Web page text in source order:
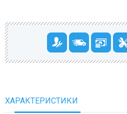
ХАРАКТЕРИСТИКИ